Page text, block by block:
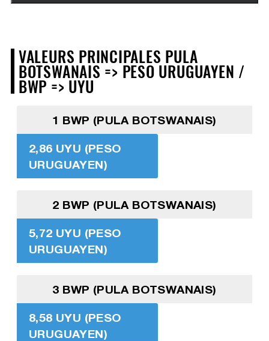
VALEURS PRINCIPALES PULA
BOTSWANAIS => PESO URUGUAYEN /
BWP => UYU
1 BWP (PULA BOTSWANAIS)
2,86 UYU (PESO
URUGUAYEN)
2 BWP (PULA BOTSWANAIS)
5,72 UYU (PESO
URUGUAYEN)
3 BWP (PULA BOTSWANAIS)
8,58 UYU (PESO
URUGUAYEN)